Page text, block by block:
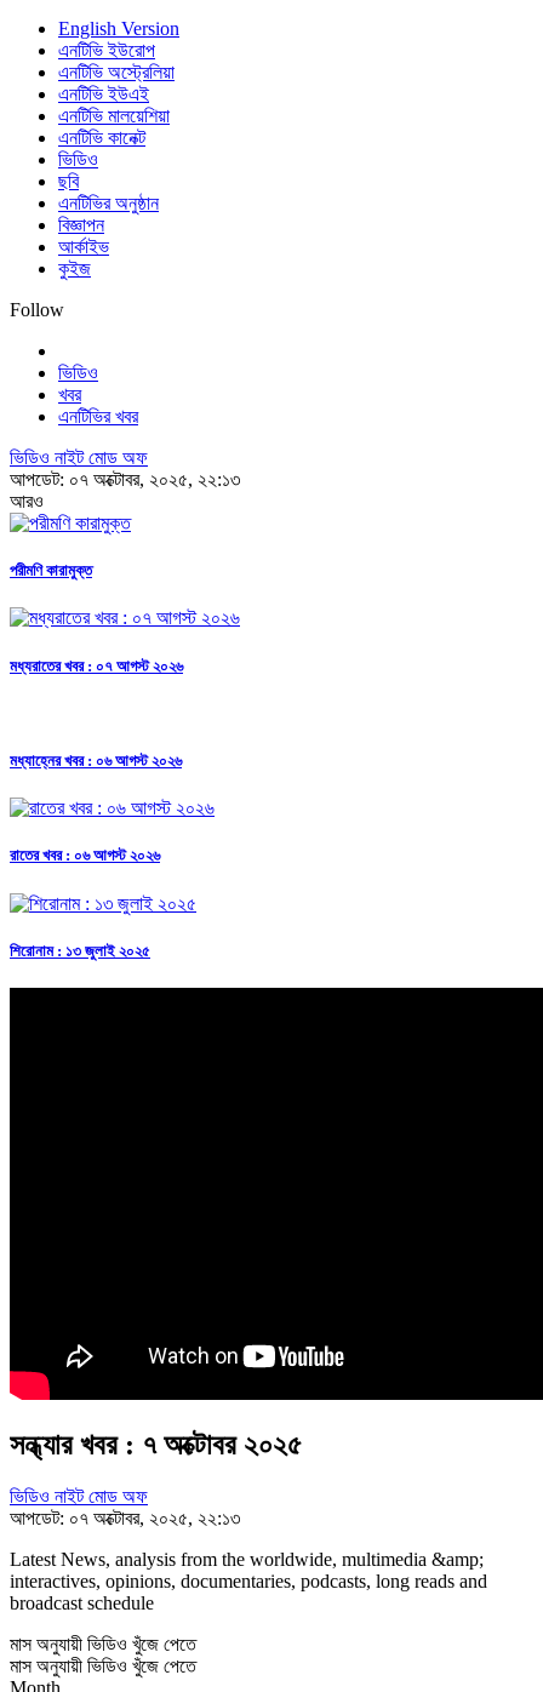
English Version
এনটিভি ইউরোপ
এনটিভি অস্ট্রেলিয়া
এনটিভি ইউএই
এনটিভি মালয়েশিয়া
এনটিভি কানেক্ট
ভিডিও
ছবি
এনটিভির অনুষ্ঠান
বিজ্ঞাপন
আর্কাইভ
কুইজ
Follow
ভিডিও
খবর
এনটিভির খবর
ভিডিও নাইট মোড অফ
আপডেট: ০৭ অক্টোবর, ২০২৫, ২২:১৩
আরও
পরীমণি কারামুক্ত
মধ্যরাতের খবর : ০৭ আগস্ট ২০২৬
মধ্যাহ্নের খবর : ০৬ আগস্ট ২০২৬
রাতের খবর : ০৬ আগস্ট ২০২৬
শিরোনাম : ১৩ জুলাই ২০২৫
সন্ধ্যার খবর : ৭ অক্টোবর ২০২৫
ভিডিও নাইট মোড অফ
আপডেট: ০৭ অক্টোবর, ২০২৫, ২২:১৩
Latest News, analysis from the worldwide, multimedia &amp;
interactives, opinions, documentaries, podcasts, long reads and
broadcast schedule
মাস অনুযায়ী ভিডিও খুঁজে পেতে
মাস অনুযায়ী ভিডিও খুঁজে পেতে
Month